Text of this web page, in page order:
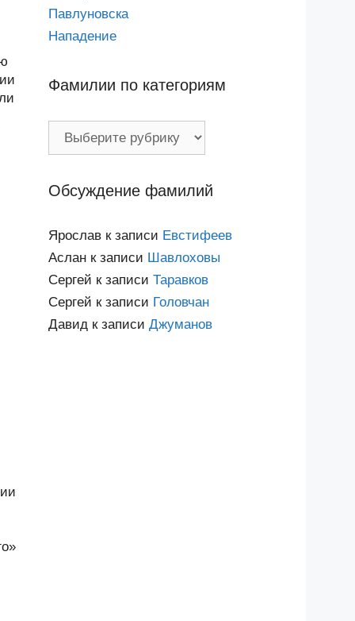
Павлуновска
Нападение
Фамилии по категориям
Обсуждение фамилий
Ярослав к записи Евстифеев
Аслан к записи Шавлоховы
Сергей к записи Таравков
Сергей к записи Головчан
Давид к записи Джуманов